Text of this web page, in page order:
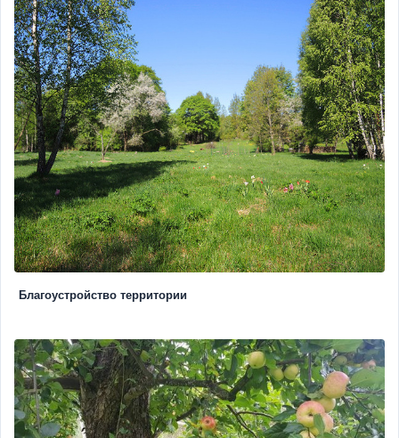
Благоустройство территории